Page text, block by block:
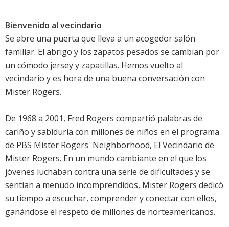
Bienvenido al vecindario
Se abre una puerta que lleva a un acogedor salón
familiar. El abrigo y los zapatos pesados se cambian por
un cómodo jersey y zapatillas. Hemos vuelto al
vecindario y es hora de una buena conversación con
Mister Rogers.
De 1968 a 2001, Fred Rogers compartió palabras de
cariño y sabiduría con millones de niños en el programa
de PBS Mister Rogers' Neighborhood, El Vecindario de
Mister Rogers. En un mundo cambiante en el que los
jóvenes luchaban contra una serie de dificultades y se
sentían a menudo incomprendidos, Mister Rogers dedicó
su tiempo a escuchar, comprender y conectar con ellos,
ganándose el respeto de millones de norteamericanos.